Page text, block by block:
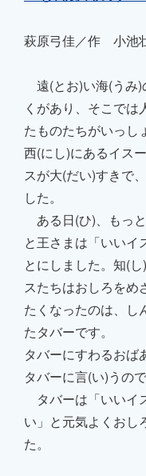
萩原弓佳／作 小池
遠(とお)い海(うみ
くがあり、そこでは
たものたちがいっし
西(にし)にあるイス
スが大(だい)すきで
した。
ある日(ひ)、もっ
と王さまは「いいイ
とにしました。知(
スたちはおしろをめ
たくなったのは、し
たタバーです。
タバーにすわるおば
タバーに言(い)うので
タバーは「いいイ
い」と元気よくおし
た。